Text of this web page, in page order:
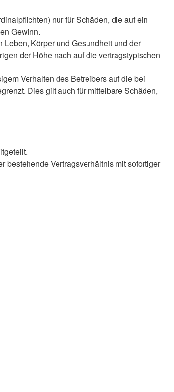
nur für Schäden, die auf ein
Gewinn.
Körper und Gesundheit und der
der Höhe nach auf die vertragstypischen
Verhalten des Betreibers auf die bei
Dies gilt auch für mittelbare Schäden,
bestehende Vertragsverhältnis mit sofortiger